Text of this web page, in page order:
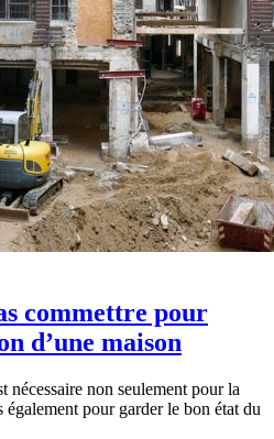
commettre pour
d’une maison
nécessaire non seulement pour la
également pour garder le bon état du